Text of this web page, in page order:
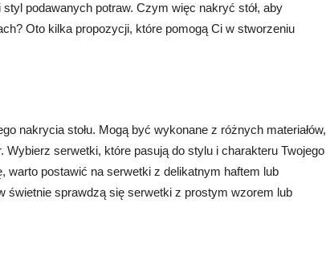
podawanych potraw. Czym więc nakryć stół, aby
Oto kilka propozycji, które pomogą Ci w stworzeniu
nakrycia stołu. Mogą być wykonane z różnych materiałów,
Wybierz serwetki, które pasują do stylu i charakteru Twojego
warto postawić na serwetki z delikatnym haftem lub
świetnie sprawdzą się serwetki z prostym wzorem lub